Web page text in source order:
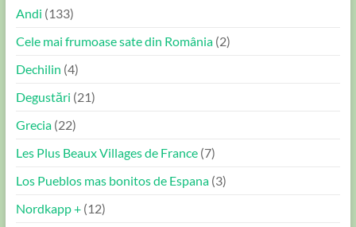
Andi (133)
Cele mai frumoase sate din România(2)
Dechilin (4)
Degustări (21)
Grecia(22)
Les Plus Beaux Villages de France(7)
Los Pueblos mas bonitos de Espana(3)
Nordkapp +(12)